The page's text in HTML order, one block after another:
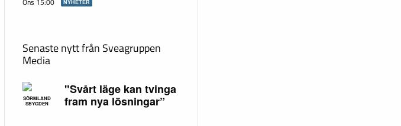
NYHETER
Senaste nytt från Sveagruppen
Media
SÖRMLAND
SBYGDEN
"Svårt läge kan tvinga
fram nya lösningar”